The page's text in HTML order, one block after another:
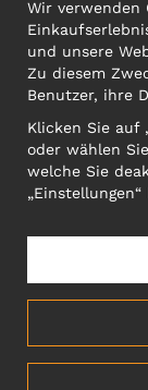
ACHTUNG!
Wir verwenden
und unsere
Zu diesem
Benutzer, ihre
Klicken Sie auf
oder wählen
welche Sie